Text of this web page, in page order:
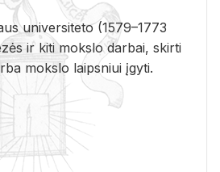
universiteto (1579–1773
ir kiti mokslo darbai, skirti
mokslo laipsniui įgyti.